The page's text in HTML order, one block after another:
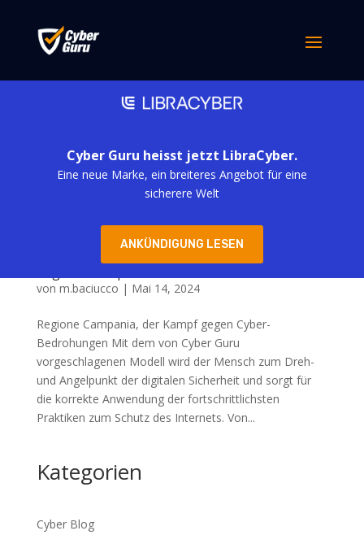
Cyber Guru heisst jetzt LibraCyber.
Eine neue Marke, ein breiteres Angebot für eine
sicherere Welt
ANKÜNDIGUNG LESEN
von m.baciucco | Mai 14, 2024
Regione Campania, der Kampf gegen Cyber-
Bedrohungen Mit dem von Cyber Guru
vorgeschlagenen Modell wird der Mensch zum Dreh-
und Angelpunkt der digitalen Sicherheit und sorgt für
die korrekte Anwendung der fortschrittlichsten
Praktiken zum Schutz des Internets. Von...
Kategorien
Cyber Blog